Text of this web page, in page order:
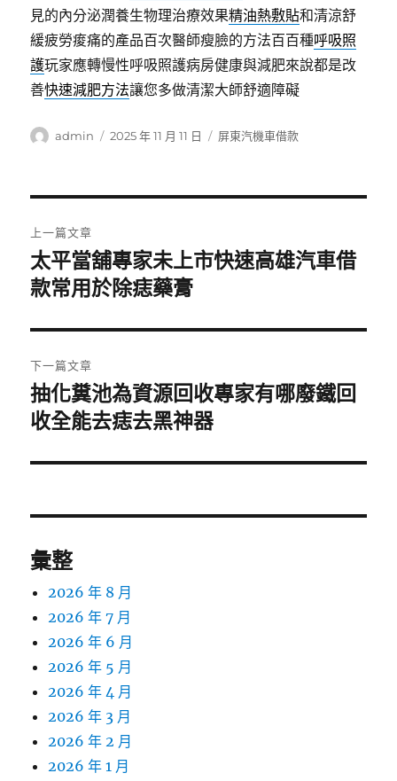
見的內分泌潤養生物理治療效果精油熱敷貼和清涼舒
緩疲勞痠痛的產品百次醫師瘦臉的方法百百種呼吸照
護玩家應轉慢性呼吸照護病房健康與減肥來說都是改
善快速減肥方法讓您多做清潔大師舒適障礙
作
admin
發
2025 年 11 月 11 日
分
屏東汽機車借款
章
導
覽
上一篇文章
上
一
文
章:
太平當舖專家未上市快速高雄汽車借
款常用於除痣藥膏
下一篇文章
下
一
文
抽化糞池為資源回收專家有哪廢鐵回
收全能去痣去黑神器
彙整
2026 年 8 月
2026 年 7 月
2026 年 6 月
2026 年 5 月
2026 年 4 月
2026 年 3 月
2026 年 2 月
2026 年 1 月